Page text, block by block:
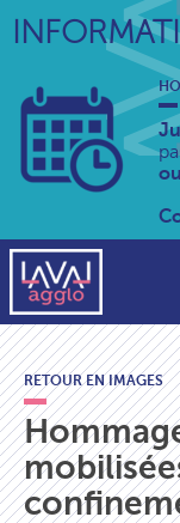
RETOUR EN IMAGES